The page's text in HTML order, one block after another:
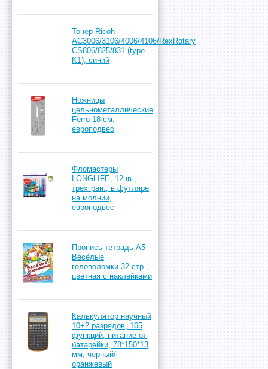
Тонер Ricoh
AC3006/3106/4006/4106/RexRotary
CS806/825/831 (type
K1), синий
Ножницы
цельнометаллические
Ferro 18 см,
европодвес
Фломастеры
LONGLIFE, 12цв.,
трехгран., в футляре
на молнии,
европодвес
Пропись-тетрадь А5
Весёлые
головоломки 32 стр.,
цветная с наклейками
Калькулятор научный
10+2 разрядов, 165
функций, питание от
батарейки, 78*150*13
мм, черный/
оранжевый